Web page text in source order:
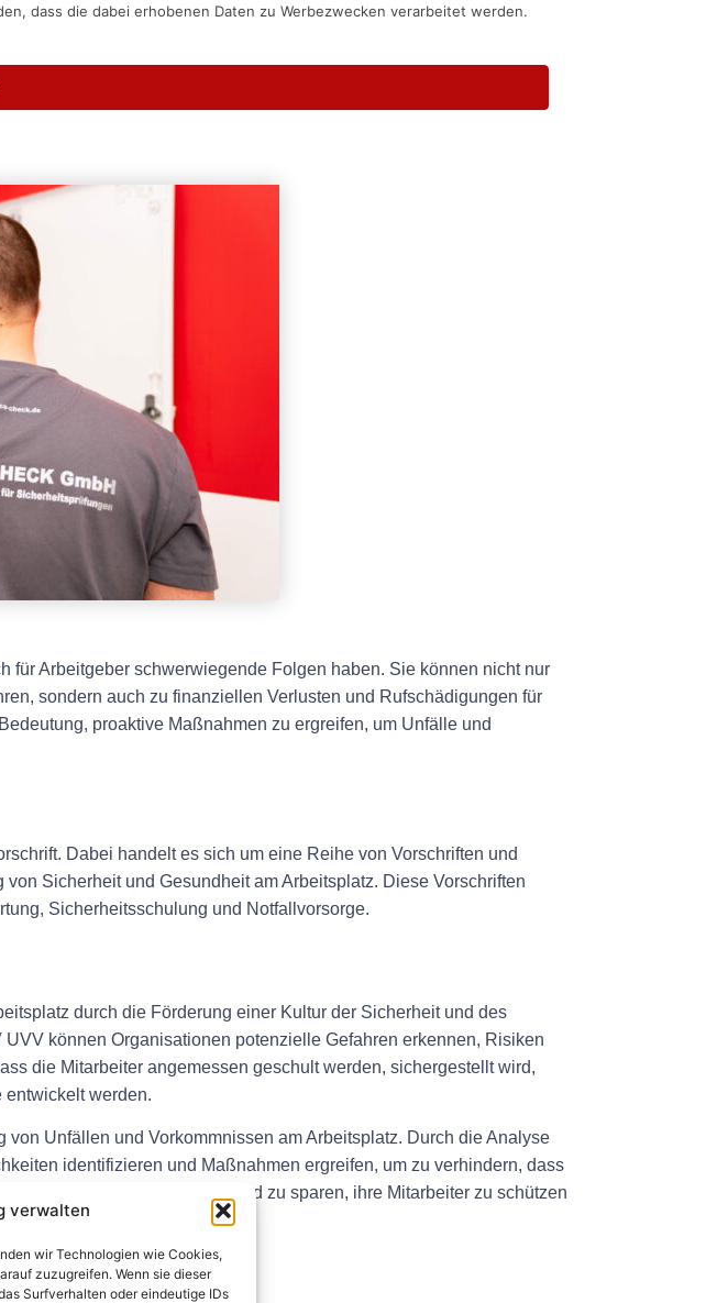
verwalten
wir Technologien wie Cookies,
zuzugreifen. Wenn sie dieser
Surfverhalten oder eindeutige IDs
dass die dabei erhobenen Daten zu Werbezwecken verarbeitet werden.
für Arbeitgeber schwerwiegende Folgen haben. Sie können nicht nur
sondern auch zu finanziellen Verlusten und Rufschädigungen für
proaktive Maßnahmen zu ergreifen, um Unfälle und
Dabei handelt es sich um eine Reihe von Vorschriften und
Sicherheit und Gesundheit am Arbeitsplatz. Diese Vorschriften
Sicherheitsschulung und Notfallvorsorge.
durch die Förderung einer Kultur der Sicherheit und des
können Organisationen potenzielle Gefahren erkennen, Risiken
die Mitarbeiter angemessen geschult werden, sichergestellt wird,
werden.
Unfällen und Vorkommnissen am Arbeitsplatz. Durch die Analyse
identifizieren und Maßnahmen ergreifen, um zu verhindern, dass
dabei helfen, Geld zu sparen, ihre Mitarbeiter zu schützen